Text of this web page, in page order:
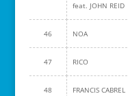
feat. JOHN REID
46 NOA
47 RICO
48 FRANCIS CABREL